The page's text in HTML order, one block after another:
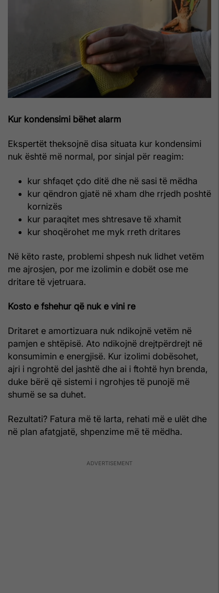
Kur kondensimi bëhet alarm
Ekspertët theksojnë disa situata kur kondensimi
nuk është më normal, por sinjal për reagim:
kur shfaqet çdo ditë dhe në sasi të mëdha
kur qëndron gjatë në xham dhe rrjedh poshtë
kornizës
kur paraqitet mes shtresave të xhamit
kur shoqërohet me myk rreth dritares
Në këto raste, problemi shpesh nuk lidhet vetëm
me ajrosjen, por me izolimin e dobët ose me
dritare të vjetruara.
Kosto e fshehur që nuk e vini re
Dritaret e amortizuara nuk ndikojnë vetëm në
pamjen e shtëpisë. Ato ndikojnë drejtpërdrejt në
konsumimin e energjisë. Kur izolimi dobësohet,
ajri i ngrohtë del jashtë dhe ai i ftohtë hyn brenda,
duke bërë që sistemi i ngrohjes të punojë më
shumë se sa duhet.
Rezultati? Fatura më të larta, rehati më e ulët dhe
në plan afatgjatë, shpenzime më të mëdha.